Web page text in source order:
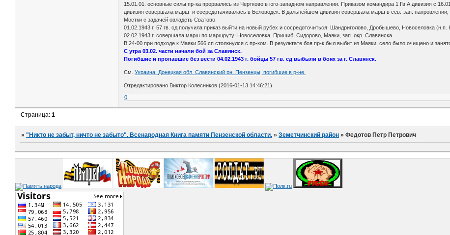
15.01.01. основные силы пр-ка прорвались из Чертково в юго-западном направлении. Приказом командира 1 Гв.А дивизия с
дивизия совершала марш и сосредотачивалась в Беловодск. В дальнейшем дивизия совершала марш в сев.-зап.
Мостки с задачей овладеть Сватово.
01.02.1943 г. 57 гв. сд получила приказ выйти на новый рубех и сосредоточиться: Шандриголово, Дробышево, Новоселовка (н.п.
02.02.1943 г. совершала марш по маршруту: Новоселовка, Пришиб, Сидорово, Маяки, зап. окр. Славянска.
В 24-00 при подходе к Маяки 566 сп столкнулся с пр-ком. В результате боя пр-к был выбит из Маяки, село было очищено и
С утра 03.02. части начали бой за Славянск.
Погибшие и пропавшие без вести 04.02.1943 г. бойцы 57 гв. сд выбыли в боях за г. Славянск.
См.Украина. Донецкая обл. Славянский рн. Пензенцы, погибшие в р-не.
Отредактировано Виктор Колесников (2016-01-13 14:46:21)
0
Страница:1
»"Никто не забыт, ничто не забыто". Всенародная Книга памяти Пензенской области. »Земетчинский район »Федотов Петр Петрович